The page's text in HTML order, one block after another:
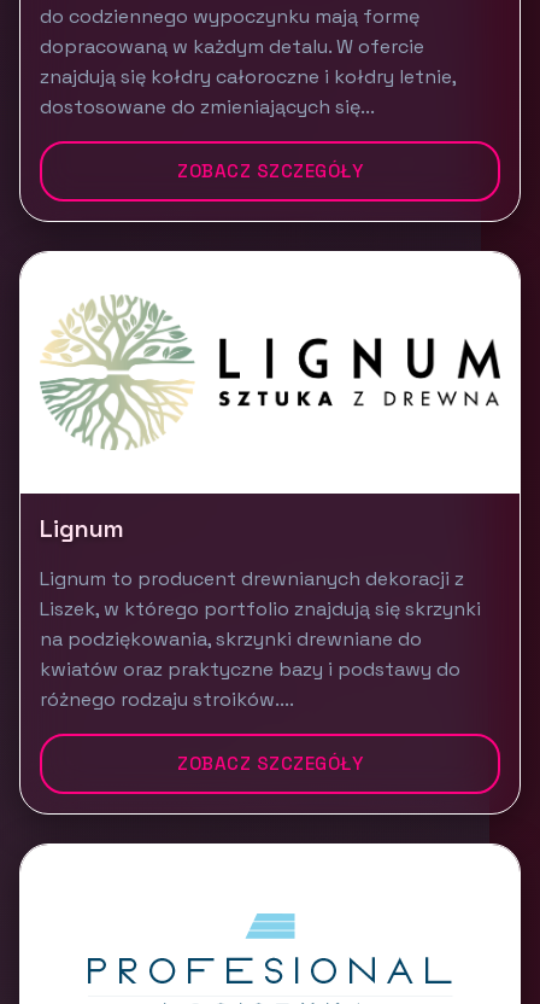
do codziennego wypoczynku mają formę
dopracowaną w każdym detalu. W ofercie
znajdują się kołdry całoroczne i kołdry letnie,
dostosowane do zmieniających się...
ZOBACZ SZCZEGÓŁY
Lignum
Lignum to producent drewnianych dekoracji z
Liszek, w którego portfolio znajdują się skrzynki
na podziękowania, skrzynki drewniane do
kwiatów oraz praktyczne bazy i podstawy do
różnego rodzaju stroików....
ZOBACZ SZCZEGÓŁY